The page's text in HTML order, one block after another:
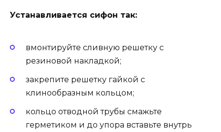
Устанавливается сифон так:
вмонтируйте сливную решетку с
резиновой накладкой;
закрепите решетку гайкой с
клинообразным кольцом;
кольцо отводной трубы смажьте
герметиком и до упора вставьте внутрь